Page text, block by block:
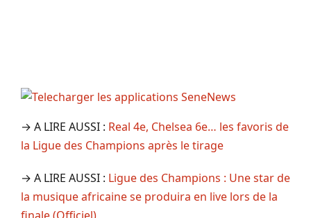
→ A LIRE AUSSI : Real 4e, Chelsea 6e… les favoris de
la Ligue des Champions après le tirage
→ A LIRE AUSSI : Ligue des Champions : Une star de
la musique africaine se produira en live lors de la